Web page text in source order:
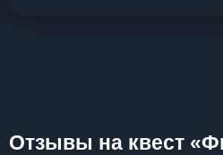
Отзывы на квест